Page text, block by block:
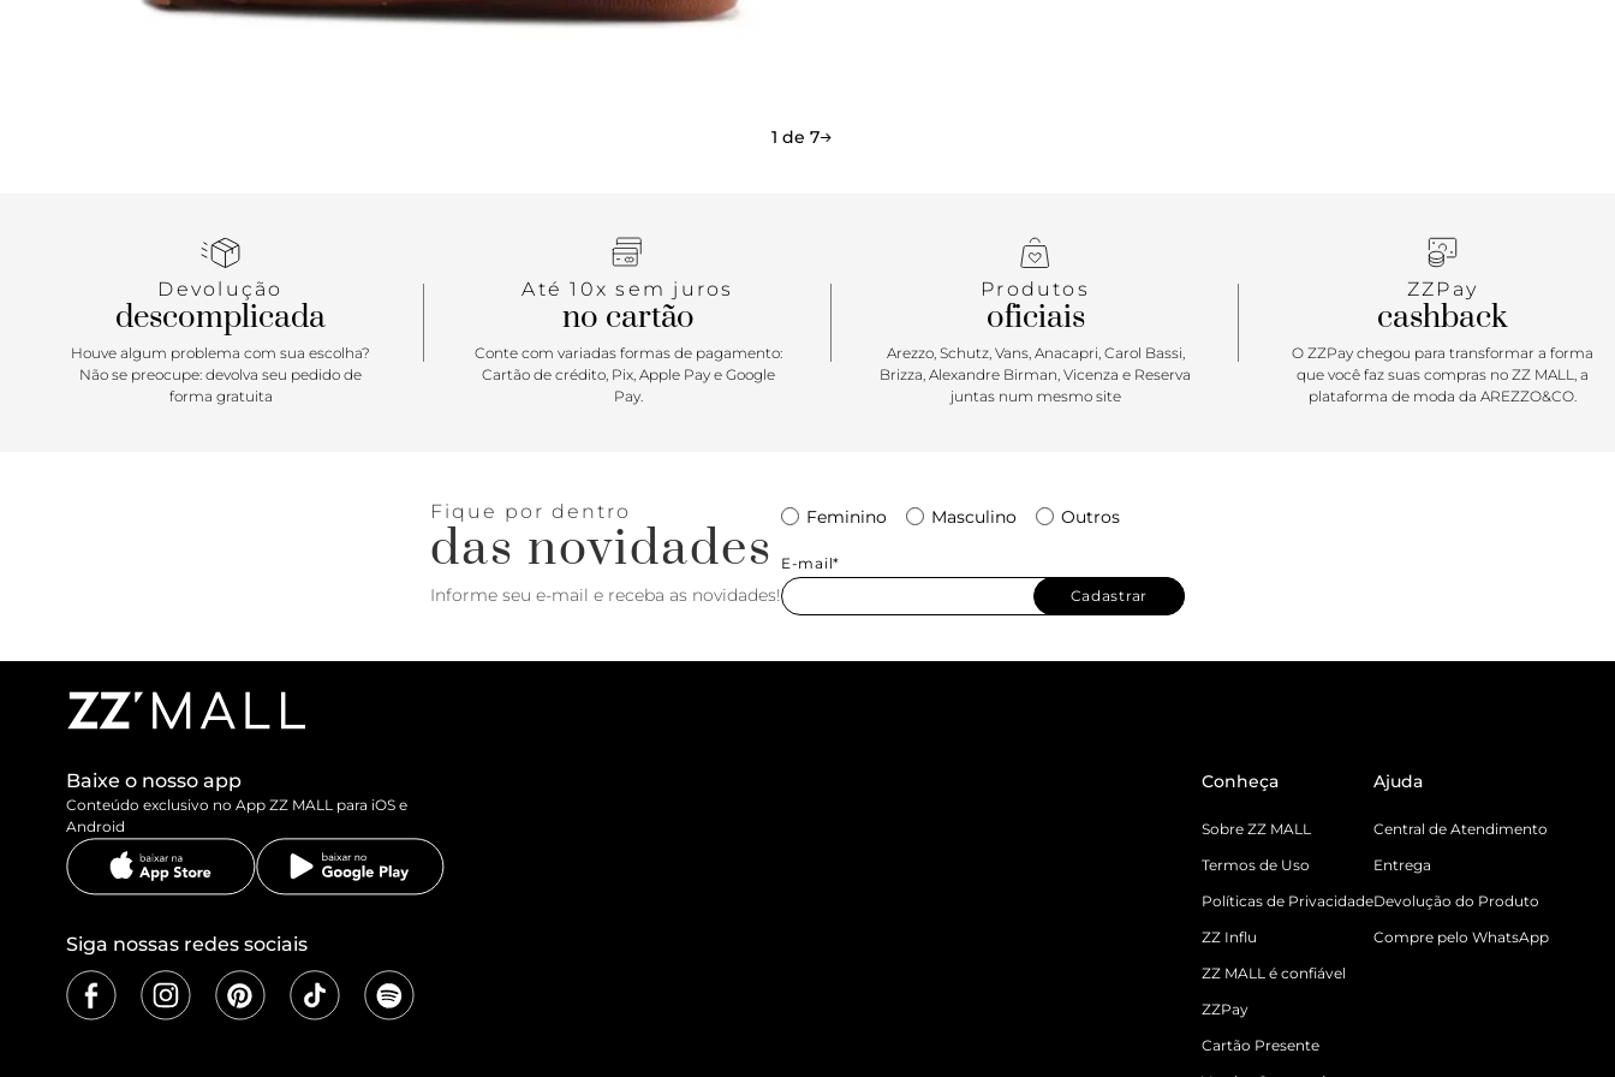
1 de 7
Devolução
descomplicada
Houve algum problema com sua escolha?
Não se preocupe: devolva seu pedido de
forma gratuita
Até 10x sem juros
no cartão
Conte com variadas formas de pagamento:
Cartão de crédito, Pix, Apple Pay e Google
Pay.
Produtos
oficiais
Arezzo, Schutz, Vans, Anacapri, Carol Bassi,
Brizza, Alexandre Birman, Vicenza e Reserva
juntas num mesmo site
ZZPay
cashback
O ZZPay chegou para transformar a forma
que você faz suas compras no ZZ MALL, a
plataforma de moda da AREZZO&CO.
Fique por dentro
das novidades
Informe seu e-mail e receba as novidades!
Feminino Masculino Outros
E-mail*
Cadastrar
Baixe o nosso app
Conteúdo exclusivo no App ZZ MALL para iOS e
Android
Siga nossas redes sociais
Conheça
Sobre ZZ MALL
Termos de Uso
Políticas de Privacidade
ZZ Influ
ZZ MALL é confiável
ZZPay
Cartão Presente
Ajuda
Central de Atendimento
Entrega
Devolução do Produto
Compre pelo WhatsApp